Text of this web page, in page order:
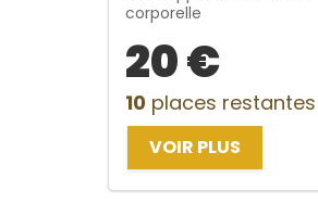
corporelle
20 €
10 places restantes
VOIR PLUS